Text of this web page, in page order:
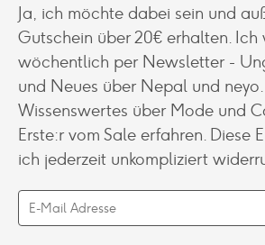
Ja, ich möchte dabei sein und
Gutschein über 20€ erhalten. Ich
wöchentlich per Newsletter -
und Neues über Nepal und
Wissenswertes über Mode und
Erste:r vom Sale erfahren. Diese
ich jederzeit unkompliziert